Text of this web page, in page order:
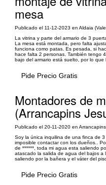
mesa
Publicado el 11-12-2023 en Aldaia
La vitrina y parte del armario de 3
La mesa está montada, pero falta
funciona como patas. Es pesada, si
hace falta 2 personas. También tengo
bajo del armario está suelto, por lo que
Pide Precio Gratis
Montadores de
(Arrancapins
Publicado el 20-11-2020 en
Soy la única inquilina de una finca de
imposible contactar con los dueños..
de ******, toda mi agua esta saliendo
atascado la salida de agua del bajos a
saliendo por la bañera y el váter del
Pide Precio Gratis